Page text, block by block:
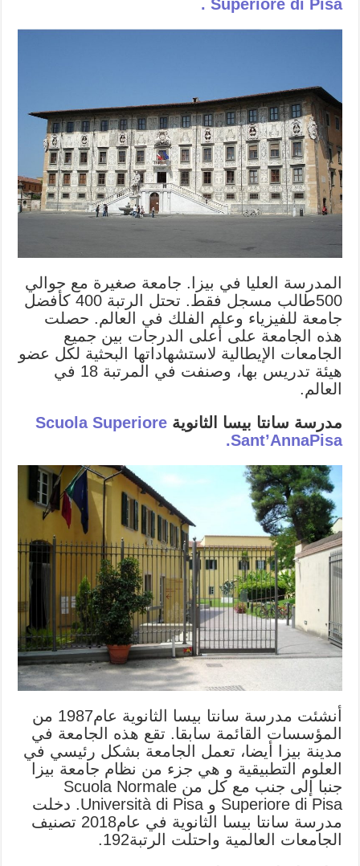
Superiore di Pisa .
المدرسة العليا في بيزا. جامعة صغيرة مع حوالي
500طالب مسجل فقط. تحتل الرتبة 400 كأفضل
جامعة للفيزياء وعلم الفلك في العالم. حصلت
هذه الجامعة على أعلى الدرجات بين جميع
الجامعات الإيطالية لاستشهاداتها البحثية لكل عضو
هيئة تدريس بها، وصنفت في المرتبة 18 في
العالم.
مدرسة سانتا بيسا الثانويةScuola Superiore
Sant’AnnaPisa.
أنشئت مدرسة سانتا بيسا الثانوية عام1987 من
المؤسسات القائمة سابقا. تقع هذه الجامعة في
مدينة بيزا أيضا، تعمل الجامعة بشكل رئيسي في
العلوم التطبيقية و هي جزء من نظام جامعة بيزا
جنبا إلى جنب مع كل من Scuola Normale
Superiore di Pisa و Università di Pisa. دخلت
مدرسة سانتا بيسا الثانوية في عام2018 تصنيف
الجامعات العالمية واحتلت الرتبة192.